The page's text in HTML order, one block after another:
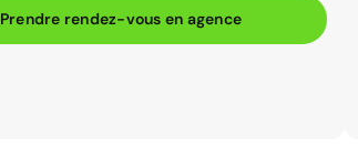
Prendre rendez-vous en agence